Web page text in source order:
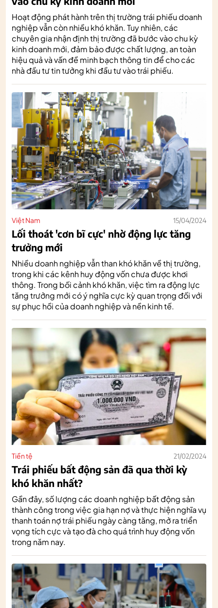
Hoạt động phát hành trên thị trường trái phiếu doanh
nghiệp vẫn còn nhiều khó khăn. Tuy nhiên, các
chuyên gia nhận định thị trường đã bước vào chu kỳ
kinh doanh mới, đảm bảo được chất lượng, an toàn
hiệu quả và vấn đề minh bạch thông tin để cho các
nhà đầu tư tin tưởng khi đầu tư vào trái phiếu.
Việt Nam 15/04/2024
Lối thoát 'cơn bĩ cực' nhờ động lực tăng
trưởng mới
Nhiều doanh nghiệp vẫn than khó khăn về thị trường,
trong khi các kênh huy động vốn chưa được khơi
thông. Trong bối cảnh khó khăn, việc tìm ra động lực
tăng trưởng mới có ý nghĩa cực kỳ quan trọng đối với
sự phục hồi của doanh nghiệp và nền kinh tế.
Tiền tệ 21/02/2024
Trái phiếu bất động sản đã qua thời kỳ
khó khăn nhất?
Gần đây, số lượng các doanh nghiệp bất động sản
thành công trong việc gia hạn nợ và thực hiện nghĩa vụ
thanh toán nợ trái phiếu ngày càng tăng, mở ra triển
vọng tích cực và tạo đà cho quá trình huy động vốn
trong năm nay.